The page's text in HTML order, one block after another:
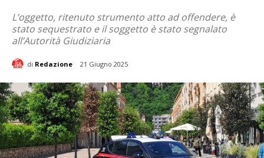
L’oggetto, ritenuto strumento atto ad offendere, è
stato sequestrato e il soggetto è stato segnalato
all’Autorità Giudiziaria
di Redazione 21 Giugno 2025